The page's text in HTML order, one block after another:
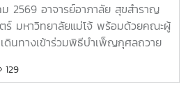
2569 อาจารย์อาภาลัย สุขสำราญ
มหาวิทยาลัยแม่โจ้ พร้อมด้วยคณะผู้
ดินทางเข้าร่วมพิธีบำเพ็ญกุศลถวาย
นำโดย รองศาสตราจารย์ ดร.วีระพล
129